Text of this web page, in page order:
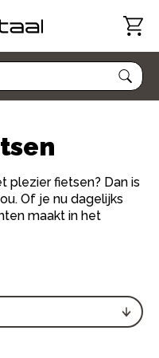
plezier fietsen? Dan is
Of je nu dagelijks
maakt in het
zoekt:
assortiment elektrische
Batavus, Sparta
tot sportieve
lokale